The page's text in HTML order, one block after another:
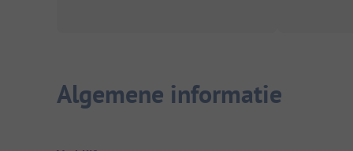
Algemene informatie